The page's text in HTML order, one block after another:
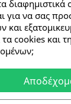
και θα
γύρω από
όρους
διαφημιστικά
για να σας
και
cookies και